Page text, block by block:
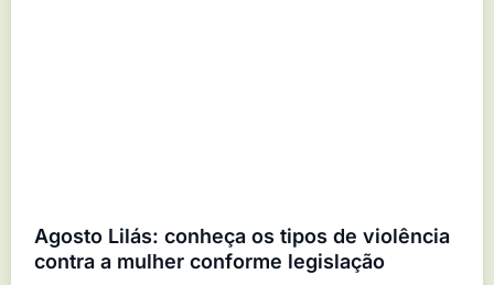
Agosto Lilás: conheça os tipos de violência
contra a mulher conforme legislação